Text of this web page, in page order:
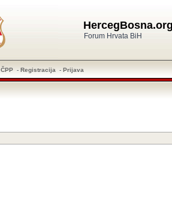
HercegBosna.org
Forum Hrvata BiH
ČPP - Registracija - Prijava